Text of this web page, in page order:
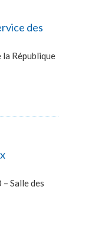
des
la République
Salle des